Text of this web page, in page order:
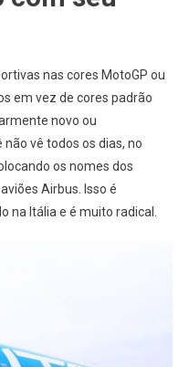
nas cores MotoGP ou
em vez de cores padrão
novo ou
vê todos os dias, no
os nomes dos
Airbus. Isso é
na Itália e é muito radical.